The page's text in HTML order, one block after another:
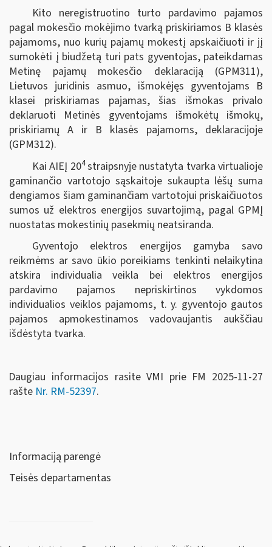
Kito neregistruotino turto pardavimo pajamos
pagal mokesčio mokėjimo tvarką priskiriamos B klasės
pajamoms, nuo kurių pajamų mokestį apskaičiuoti ir jį
sumokėti į biudžetą turi pats gyventojas, pateikdamas
Metinę pajamų mokesčio deklaraciją (GPM311),
Lietuvos juridinis asmuo, išmokėjęs gyventojams B
klasei priskiriamas pajamas, šias išmokas privalo
deklaruoti Metinės gyventojams išmokėtų išmokų,
priskiriamų A ir B klasės pajamoms, deklaracijoje
(GPM312).
Kai AIEĮ 204straipsnyje nustatyta tvarka virtualioje
gaminančio vartotojo sąskaitoje sukaupta lėšų suma
dengiamos šiam gaminančiam vartotojui priskaičiuotos
sumos už elektros energijos suvartojimą, pagal GPMĮ
nuostatas mokestinių pasekmių neatsiranda.
Gyventojo elektros energijos gamyba savo
reikmėms ar savo ūkio poreikiams tenkinti nelaikytina
atskira individualia veikla bei elektros energijos
pardavimo pajamos nepriskirtinos vykdomos
individualios veiklos pajamoms, t. y. gyventojo gautos
pajamos apmokestinamos vadovaujantis aukščiau
išdėstyta tvarka.
Daugiau informacijos rasite VMI prie FM 2025-11-27
rašte Nr. RM-52397.
Informaciją parengė
Teisės departamentas